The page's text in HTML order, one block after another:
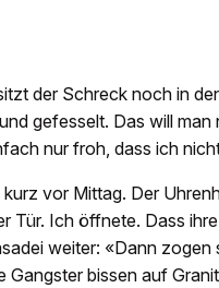
der Schreck noch in
gefesselt. Das will
nur froh, dass ich
vor Mittag. Der
Tür. Ich öffnete. Dass
weiter: «Dann zogen
Gangster bissen auf